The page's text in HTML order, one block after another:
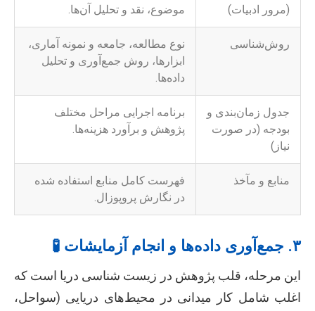
(مرور ادبیات)
موضوع، نقد و تحلیل آن‌ها.
روش‌شناسی
نوع مطالعه، جامعه و نمونه آماری،
ابزارها، روش جمع‌آوری و تحلیل
داده‌ها.
جدول زمان‌بندی و
بودجه (در صورت
نیاز)
برنامه اجرایی مراحل مختلف
پژوهش و برآورد هزینه‌ها.
منابع و مآخذ
فهرست کامل منابع استفاده شده
در نگارش پروپوزال.
۳. جمع‌آوری داده‌ها و انجام آزمایشات 🧪
این مرحله، قلب پژوهش در زیست شناسی دریا است که
اغلب شامل کار میدانی در محیط‌های دریایی (سواحل،